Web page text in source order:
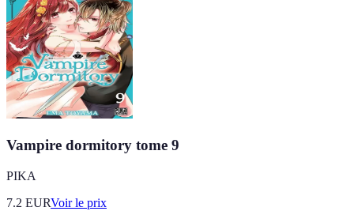
Vampire dormitory tome 9
PIKA
7.2 EURVoir le prix